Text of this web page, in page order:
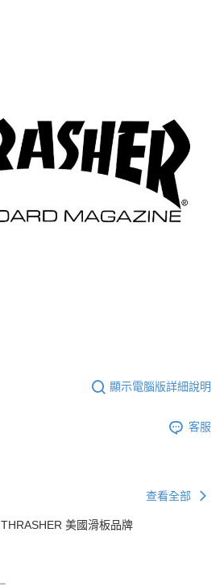
顯示電腦版詳細說明
客服
查看全部
THRASHER 美國滑板品牌